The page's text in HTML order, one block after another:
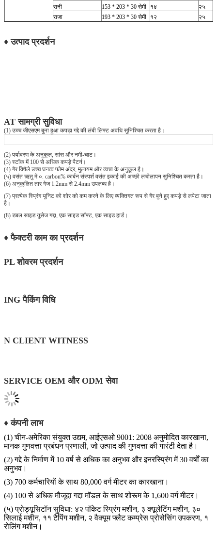
रानी 153 * 203 * 30 सेमी १४
२५
राजा
193 * 203 * 30 सेमी १२ २५
♦ उत्पाद प्रदर्शन
AT सामग्री सुविधा
(1) उच्च जीएसएम बुना हुआ कपड़ा गद्दे की लंबी लिफ्ट अवधि सुनिश्चित करता है।
(2) पर्यावरण के अनुकूल, सांस और नमी-चाट।
(3) स्टॉक में 100 से अधिक कपड़े पैटर्न।
(4) गैर विषैले उच्च घनत्व फोम अंदर, मुलायम और त्वचा के अनुकूल है।
(५) वसंत ऋतु में ०. carbon% कार्बन संस्पर्श वसंत इकाई की अच्छी लचीलापन सुनिश्चित करता है।
(6) अनुकूलित तार गेज 1.2mm से 2.4mm उपलब्ध है।
(7) प्रत्येक स्प्रिंग यूनिट को शोर को कम करने के लिए व्यक्तिगत रूप से गैर बुने हुए कपड़े से लपेटा जाता
है।
(8) डबल साइड यूसेज गद्दा, एक साइड सॉफ्ट, एक साइड हार्ड।
♦ फैक्टरी काम का प्रदर्शन
PL शोवरम प्रदर्शन
ING पैकिंग विधि
N CLIENT WITNESS
SERVICE OEM और ODM सेवा
♦ कंपनी लाभ
(1) चीन-अमेरिका संयुक्त उद्यम, आईएसओ 9001: 2008 अनुमोदित कारखाना,
मानक गुणवत्ता प्रबंधन प्रणाली, जो उत्पाद की गुणवत्ता की गारंटी देता है।
(2) गद्दे के निर्माण में 10 वर्ष से अधिक का अनुभव और इनरस्प्रिंग में 30 वर्षों का
अनुभव।
(3) 700 कर्मचारियों के साथ 80,000 वर्ग मीटर का कारखाना।
(4) 100 से अधिक मौजूदा गद्दा मॉडल के साथ शोरूम के 1,600 वर्ग मीटर।
(५) प्रोड्यूसिटॉन सुविधा: ४२ पॉकेट स्प्रिंग मशीन, ३ क्यूलेटिंग मशीन, ३०
सिलाई मशीन, ११ टैपिंग मशीन, २ वैक्यूम फ्लैट कम्प्रेस प्रोसेसिंग उपकरण, १
रोलिंग मशीन।